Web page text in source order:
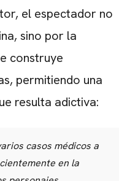
el espectador no
sino por la
construye
permitiendo una
resulta adictiva:
casos médicos a
en la